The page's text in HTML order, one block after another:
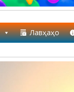
Лавҳаҳо